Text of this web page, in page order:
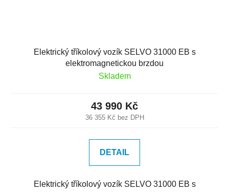
Elektrický tříkolový vozík SELVO 31000 EB s
elektromagnetickou brzdou
Skladem
36 355 Kč bez DPH
43 990 Kč
DETAIL
Elektrický tříkolový vozík SELVO 31000 EB s